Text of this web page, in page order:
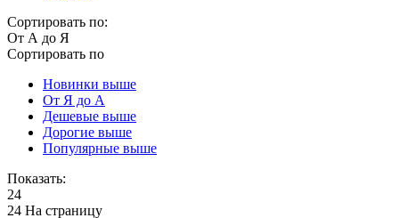
Сортировать по:
От А до Я
Сортировать по
Новинки выше
От Я до А
Дешевые выше
Дорогие выше
Популярные выше
Показать:
24
24 На страницу